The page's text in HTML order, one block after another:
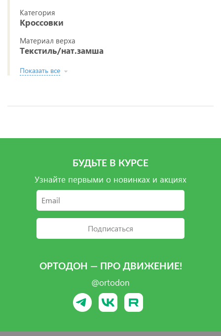
Категория
Кроссовки
Материал верха
Текстиль/нат.замша
Показать все
БУДЬТЕ В КУРСЕ
Узнайте первыми о новинках и акциях
Подписаться
ОРТОДОН — ПРО ДВИЖЕНИЕ!
@ortodon